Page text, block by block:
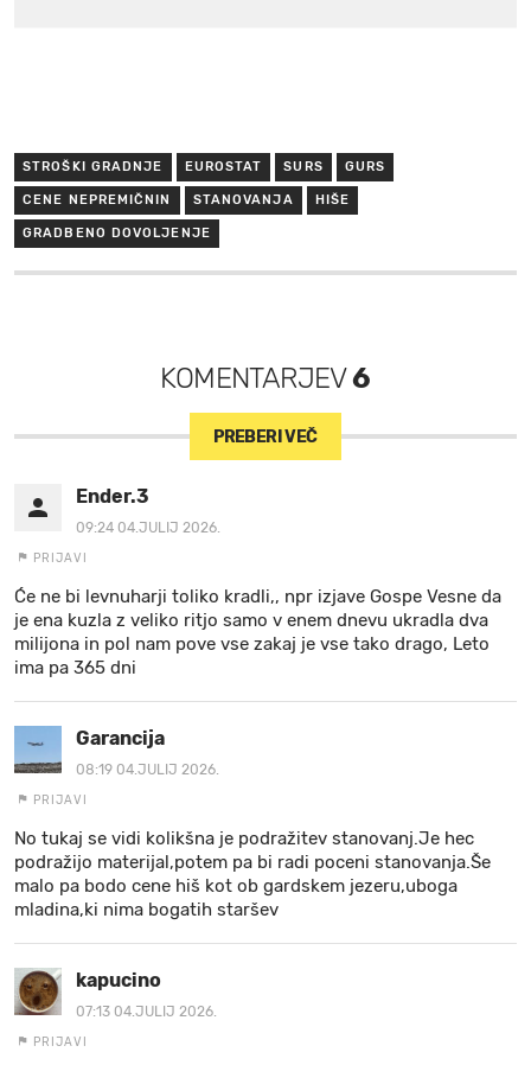
STROŠKI GRADNJE EUROSTAT SURS GURS
CENE NEPREMIČNIN STANOVANJA HIŠE
GRADBENO DOVOLJENJE
KOMENTARJEV6
PREBERI VEČ
Ender.3
09:24 04.JULIJ 2026.
PRIJAVI
Će ne bi levnuharji toliko kradli,, npr izjave Gospe Vesne da
je ena kuzla z veliko ritjo samo v enem dnevu ukradla dva
milijona in pol nam pove vse zakaj je vse tako drago, Leto
ima pa 365 dni
Garancija
08:19 04.JULIJ 2026.
PRIJAVI
No tukaj se vidi kolikšna je podražitev stanovanj.Je hec
podražijo materijal,potem pa bi radi poceni stanovanja.Še
malo pa bodo cene hiš kot ob gardskem jezeru,uboga
mladina,ki nima bogatih staršev
kapucino
07:13 04.JULIJ 2026.
PRIJAVI